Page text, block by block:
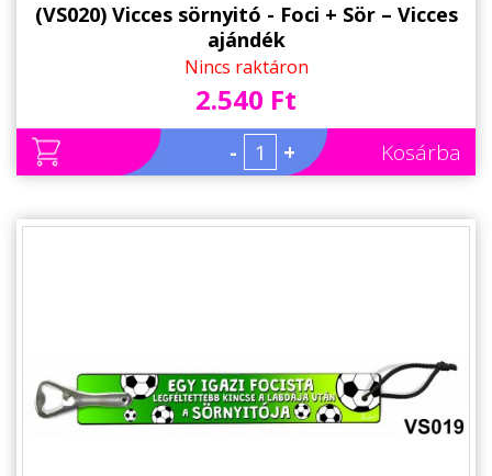
(VS020) Vicces sörnyitó - Foci + Sör – Vicces
ajándék
Nincs raktáron
2.540 Ft
- + Kosárba